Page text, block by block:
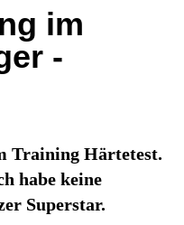
im
-
Training Härtetest.
habe keine
Superstar.